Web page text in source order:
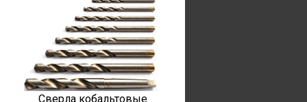
Сверла кобальтовые